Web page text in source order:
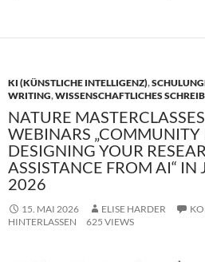
KI (KÜNSTLICHE INTELLIGENZ),
WRITING,WISSENSCHAFTLICHES
NATURE MASTERCLASSES
WEBINARS „COMMUNITY
DESIGNING YOUR
ASSISTANCE FROM AI“ IN
2026
15. MAI 2026 ELISE HARDER
HINTERLASSEN
625 VIEWS